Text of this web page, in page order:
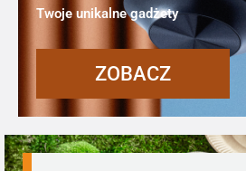
Twoje unikalne gadżety
ZOBACZ